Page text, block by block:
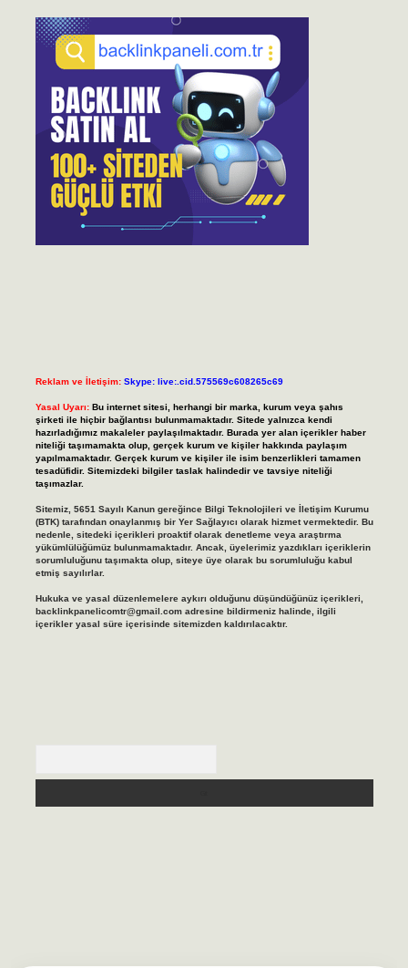
Reklam ve İletişim: Skype: live:.cid.575569c608265c69
Yasal Uyarı: Bu internet sitesi, herhangi bir marka, kurum veya şahıs
şirketi ile hiçbir bağlantısı bulunmamaktadır. Sitede yalnızca kendi
hazırladığımız makaleler paylaşılmaktadır. Burada yer alan içerikler haber
niteliği taşımamakta olup, gerçek kurum ve kişiler hakkında paylaşım
yapılmamaktadır. Gerçek kurum ve kişiler ile isim benzerlikleri tamamen
tesadüfidir. Sitemizdeki bilgiler taslak halindedir ve tavsiye niteliği
taşımazlar.
Sitemiz, 5651 Sayılı Kanun gereğince Bilgi Teknolojileri ve İletişim Kurumu
(BTK) tarafından onaylanmış bir Yer Sağlayıcı olarak hizmet vermektedir. Bu
nedenle, sitedeki içerikleri proaktif olarak denetleme veya araştırma
yükümlülüğümüz bulunmamaktadır. Ancak, üyelerimiz yazdıkları içeriklerin
sorumluluğunu taşımakta olup, siteye üye olarak bu sorumluluğu kabul
etmiş sayılırlar.
Hukuka ve yasal düzenlemelere aykırı olduğunu düşündüğünüz içerikleri,
backlinkpanelicomtr@gmail.comadresine bildirmeniz halinde, ilgili
içerikler yasal süre içerisinde sitemizden kaldırılacaktır.